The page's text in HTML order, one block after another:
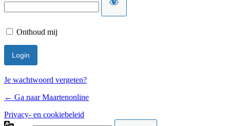
Onthoud mij
Je wachtwoord vergeten?
← Ga naar Maartenonline
Privacy- en cookiebeleid